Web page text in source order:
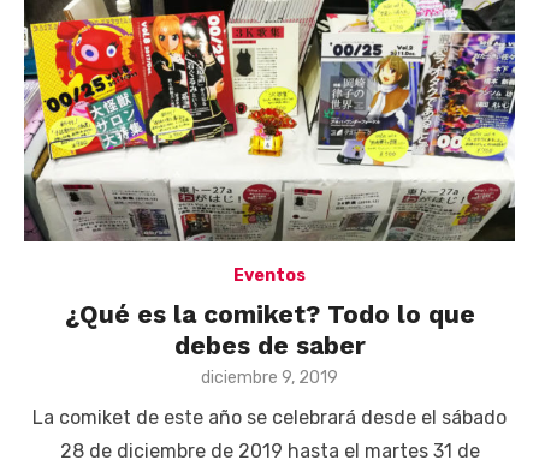
Eventos
¿Qué es la comiket? Todo lo que
debes de saber
Posted
diciembre 9, 2019
La comiket de este año se celebrará desde el sábado
28 de diciembre de 2019 hasta el martes 31 de